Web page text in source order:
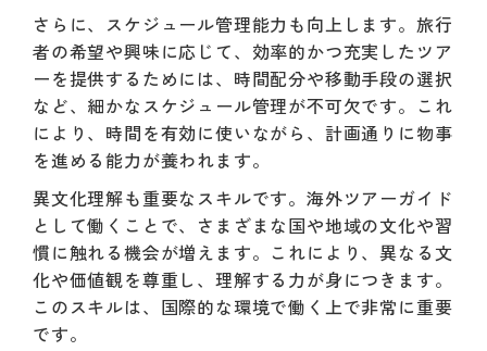
さらに、スケジュール管理能力も向上します。旅行
者の希望や興味に応じて、効率的かつ充実したツア
ーを提供するためには、時間配分や移動手段の選択
など、細かなスケジュール管理が不可欠です。これ
により、時間を有効に使いながら、計画通りに物事
を進める能力が養われます。
異文化理解も重要なスキルです。海外ツアーガイド
として働くことで、さまざまな国や地域の文化や習
慣に触れる機会が増えます。これにより、異なる文
化や価値観を尊重し、理解する力が身につきます。
このスキルは、国際的な環境で働く上で非常に重要
です。